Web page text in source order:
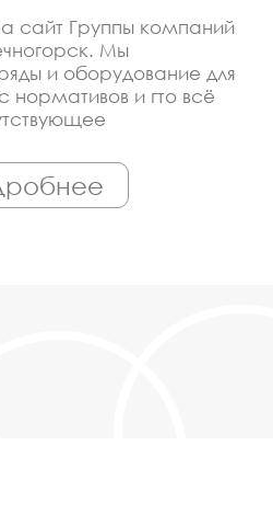
сайт Группы компаний
Мы
и оборудование для
нормативов и гто всё
ЧПУ станками,
всегда можете
нормативов и гто под